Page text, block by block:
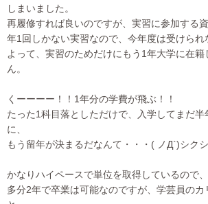
しまいました。
再履修すれば良いのですが、実習に参加する
年1回しかない実習なので、今年度は受けられ
よって、実習のためだけにもう1年大学に在
ん。
くーーーー！！1年分の学費が飛ぶ！！
たった1科目落としただけで、入学してまだ
に、
もう留年が決まるだなんて・・・( ノД`)シク
かなりハイペースで単位を取得しているので
多分2年で卒業は可能なのですが、学芸員の